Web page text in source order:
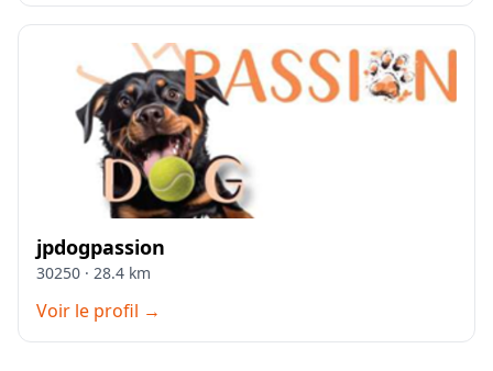
jpdogpassion
30250 · 28.4 km
Voir le profil →